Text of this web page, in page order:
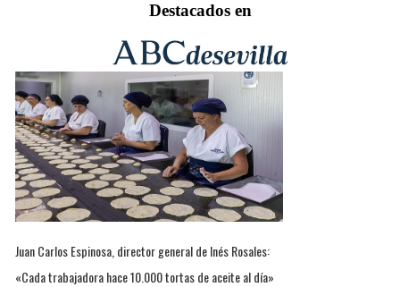
Destacados en
Juan Carlos Espinosa, director general de Inés Rosales:
«Cada trabajadora hace 10.000 tortas de aceite al día»